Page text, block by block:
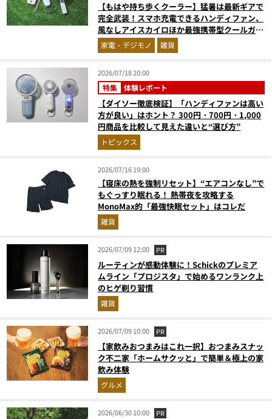
【もはや持ち歩くクーラー】猛暑は最新ギアで
完全武装！スマホ充電できるハンディファン、
風なしアイスカイロほか最強携帯型クールガジ
ェット4選
家電・デジモノ 雑貨
2026/07/18 20:00
特集 体験レポート
【ダイソー徹底検証】「ハンディファンは高い
方が良い」はホント？ 300円・700円・1,000
円商品を比較して見えた違いと“選び方”
トピックス
2026/07/16 19:00
【寝床の熱を強制リセット】“エアコンなし”で
もぐっすり眠れる！ 熱帯夜を攻略する
MonoMax的「最強快眠セット」はコレだ
雑貨
2026/07/09 12:00 PR
ルーティンが感動体験に！Schickのプレミア
ムライン「プロジスタ」で始めるワンランク上
のヒゲ剃り習慣
雑貨
2026/07/09 10:00 PR
【家飲みおつまみはこれ一択】おつまみスナッ
ク不二家「ホームサクッと」で簡単＆極上の家
飲み体験
グルメ
2026/06/30 10:00 PR